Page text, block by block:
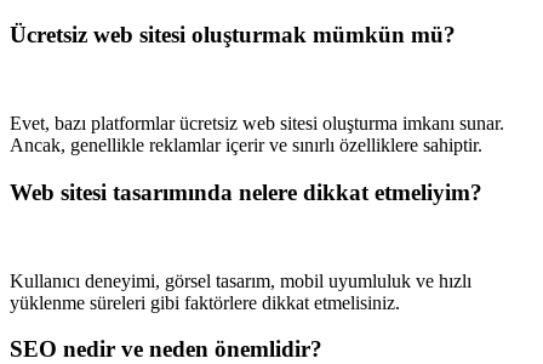
Ücretsiz web sitesi oluşturmak mümkün mü?
Evet, bazı platformlar ücretsiz web sitesi oluşturma imkanı sunar.
Ancak, genellikle reklamlar içerir ve sınırlı özelliklere sahiptir.
Web sitesi tasarımında nelere dikkat etmeliyim?
Kullanıcı deneyimi, görsel tasarım, mobil uyumluluk ve hızlı
yüklenme süreleri gibi faktörlere dikkat etmelisiniz.
SEO nedir ve neden önemlidir?